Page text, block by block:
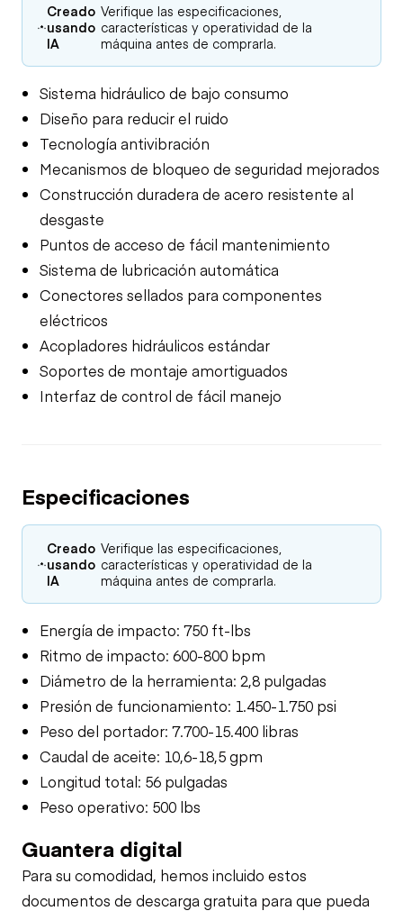
Creado
usando
IA
Verifique las especificaciones,
características y operatividad de la
máquina antes de comprarla.
Sistema hidráulico de bajo consumo
Diseño para reducir el ruido
Tecnología antivibración
Mecanismos de bloqueo de seguridad mejorados
Construcción duradera de acero resistente al
desgaste
Puntos de acceso de fácil mantenimiento
Sistema de lubricación automática
Conectores sellados para componentes
eléctricos
Acopladores hidráulicos estándar
Soportes de montaje amortiguados
Interfaz de control de fácil manejo
Especificaciones
Creado
usando
IA
Verifique las especificaciones,
características y operatividad de la
máquina antes de comprarla.
Energía de impacto: 750 ft-lbs
Ritmo de impacto: 600-800 bpm
Diámetro de la herramienta: 2,8 pulgadas
Presión de funcionamiento: 1.450-1.750 psi
Peso del portador: 7.700-15.400 libras
Caudal de aceite: 10,6-18,5 gpm
Longitud total: 56 pulgadas
Peso operativo: 500 lbs
Guantera digital
Para su comodidad, hemos incluido estos
documentos de descarga gratuita para que pueda